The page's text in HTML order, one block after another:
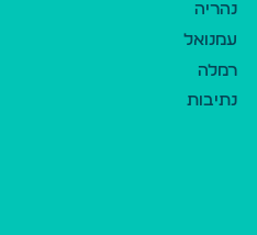
נהריה
עמנואל
רמלה
נתיבות